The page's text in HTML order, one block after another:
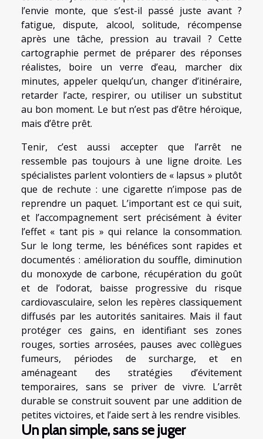
l’envie monte, que s’est-il passé juste avant ?
fatigue, dispute, alcool, solitude, récompense
après une tâche, pression au travail ? Cette
cartographie permet de préparer des réponses
réalistes, boire un verre d’eau, marcher dix
minutes, appeler quelqu’un, changer d’itinéraire,
retarder l’acte, respirer, ou utiliser un substitut
au bon moment. Le but n’est pas d’être héroïque,
mais d’être prêt.
Tenir, c’est aussi accepter que l’arrêt ne
ressemble pas toujours à une ligne droite. Les
spécialistes parlent volontiers de « lapsus » plutôt
que de rechute : une cigarette n’impose pas de
reprendre un paquet. L’important est ce qui suit,
et l’accompagnement sert précisément à éviter
l’effet « tant pis » qui relance la consommation.
Sur le long terme, les bénéfices sont rapides et
documentés : amélioration du souffle, diminution
du monoxyde de carbone, récupération du goût
et de l’odorat, baisse progressive du risque
cardiovasculaire, selon les repères classiquement
diffusés par les autorités sanitaires. Mais il faut
protéger ces gains, en identifiant ses zones
rouges, sorties arrosées, pauses avec collègues
fumeurs, périodes de surcharge, et en
aménageant des stratégies d’évitement
temporaires, sans se priver de vivre. L’arrêt
durable se construit souvent par une addition de
petites victoires, et l’aide sert à les rendre visibles.
Un plan simple, sans se juger